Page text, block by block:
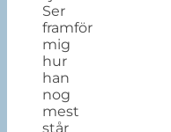
Ser
framför
mig
hur
han
nog
mest
står